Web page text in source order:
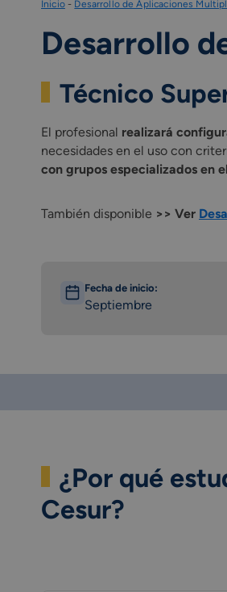
Inicio- Desarrollo de Aplicaciones
Desarrollo
Técnico
El profesional realizará
necesidades en el uso con
con grupos especializados en
También disponible >> Ver
Fecha de inicio:
Septiembre
¿Por qué
Cesur?